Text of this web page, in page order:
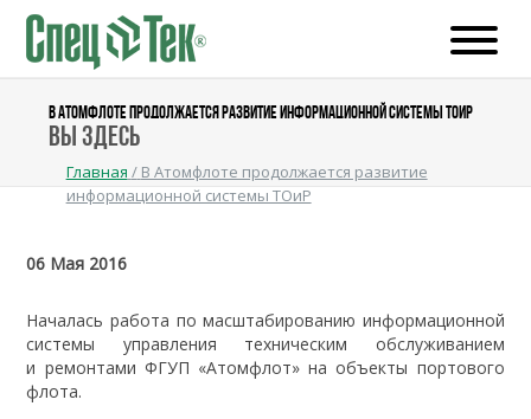
В АТОМФЛОТЕ ПРОДОЛЖАЕТСЯ РАЗВИТИЕ ИНФОРМАЦИОННОЙ СИСТЕМЫ ТОИР
Вы здесь
Главная / В Атомфлоте продолжается развитие
информационной системы ТОиР
06 Мая 2016
Началась работа по масштабированию информационной
системы управления техническим обслуживанием
и ремонтами ФГУП «Атомфлот» на объекты портового
флота.